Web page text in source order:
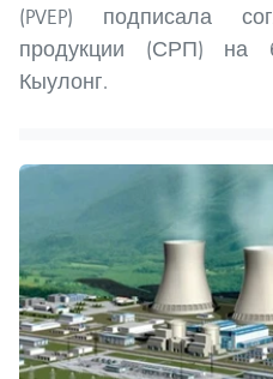
(PVEP) подписала
продукции (СРП) на
Кыулонг.